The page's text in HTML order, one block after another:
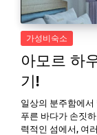
가성비숙소
아모르 하
기!
일상의 분주함에
푸른 바다가 손짓
력적인 섬에서, 여